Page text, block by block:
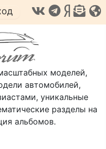
моделей,
автомобилей,
уникальные
разделы на
альбомов.